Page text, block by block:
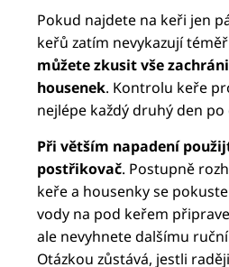
Pokud najdete na keři jen
keřů zatím nevykazují
můžete zkusit vše
housenek. Kontrolu keře
nejlépe každý druhý den
Při větším napadení
postřikovač. Postupně
keře a housenky se
vody na pod keřem
ale nevyhnete dalšímu
Otázkou zůstává, jestli